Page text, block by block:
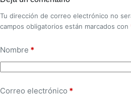
Tu dirección de correo electrónico no
campos obligatorios están marcados con
Nombre *
Correo electrónico *